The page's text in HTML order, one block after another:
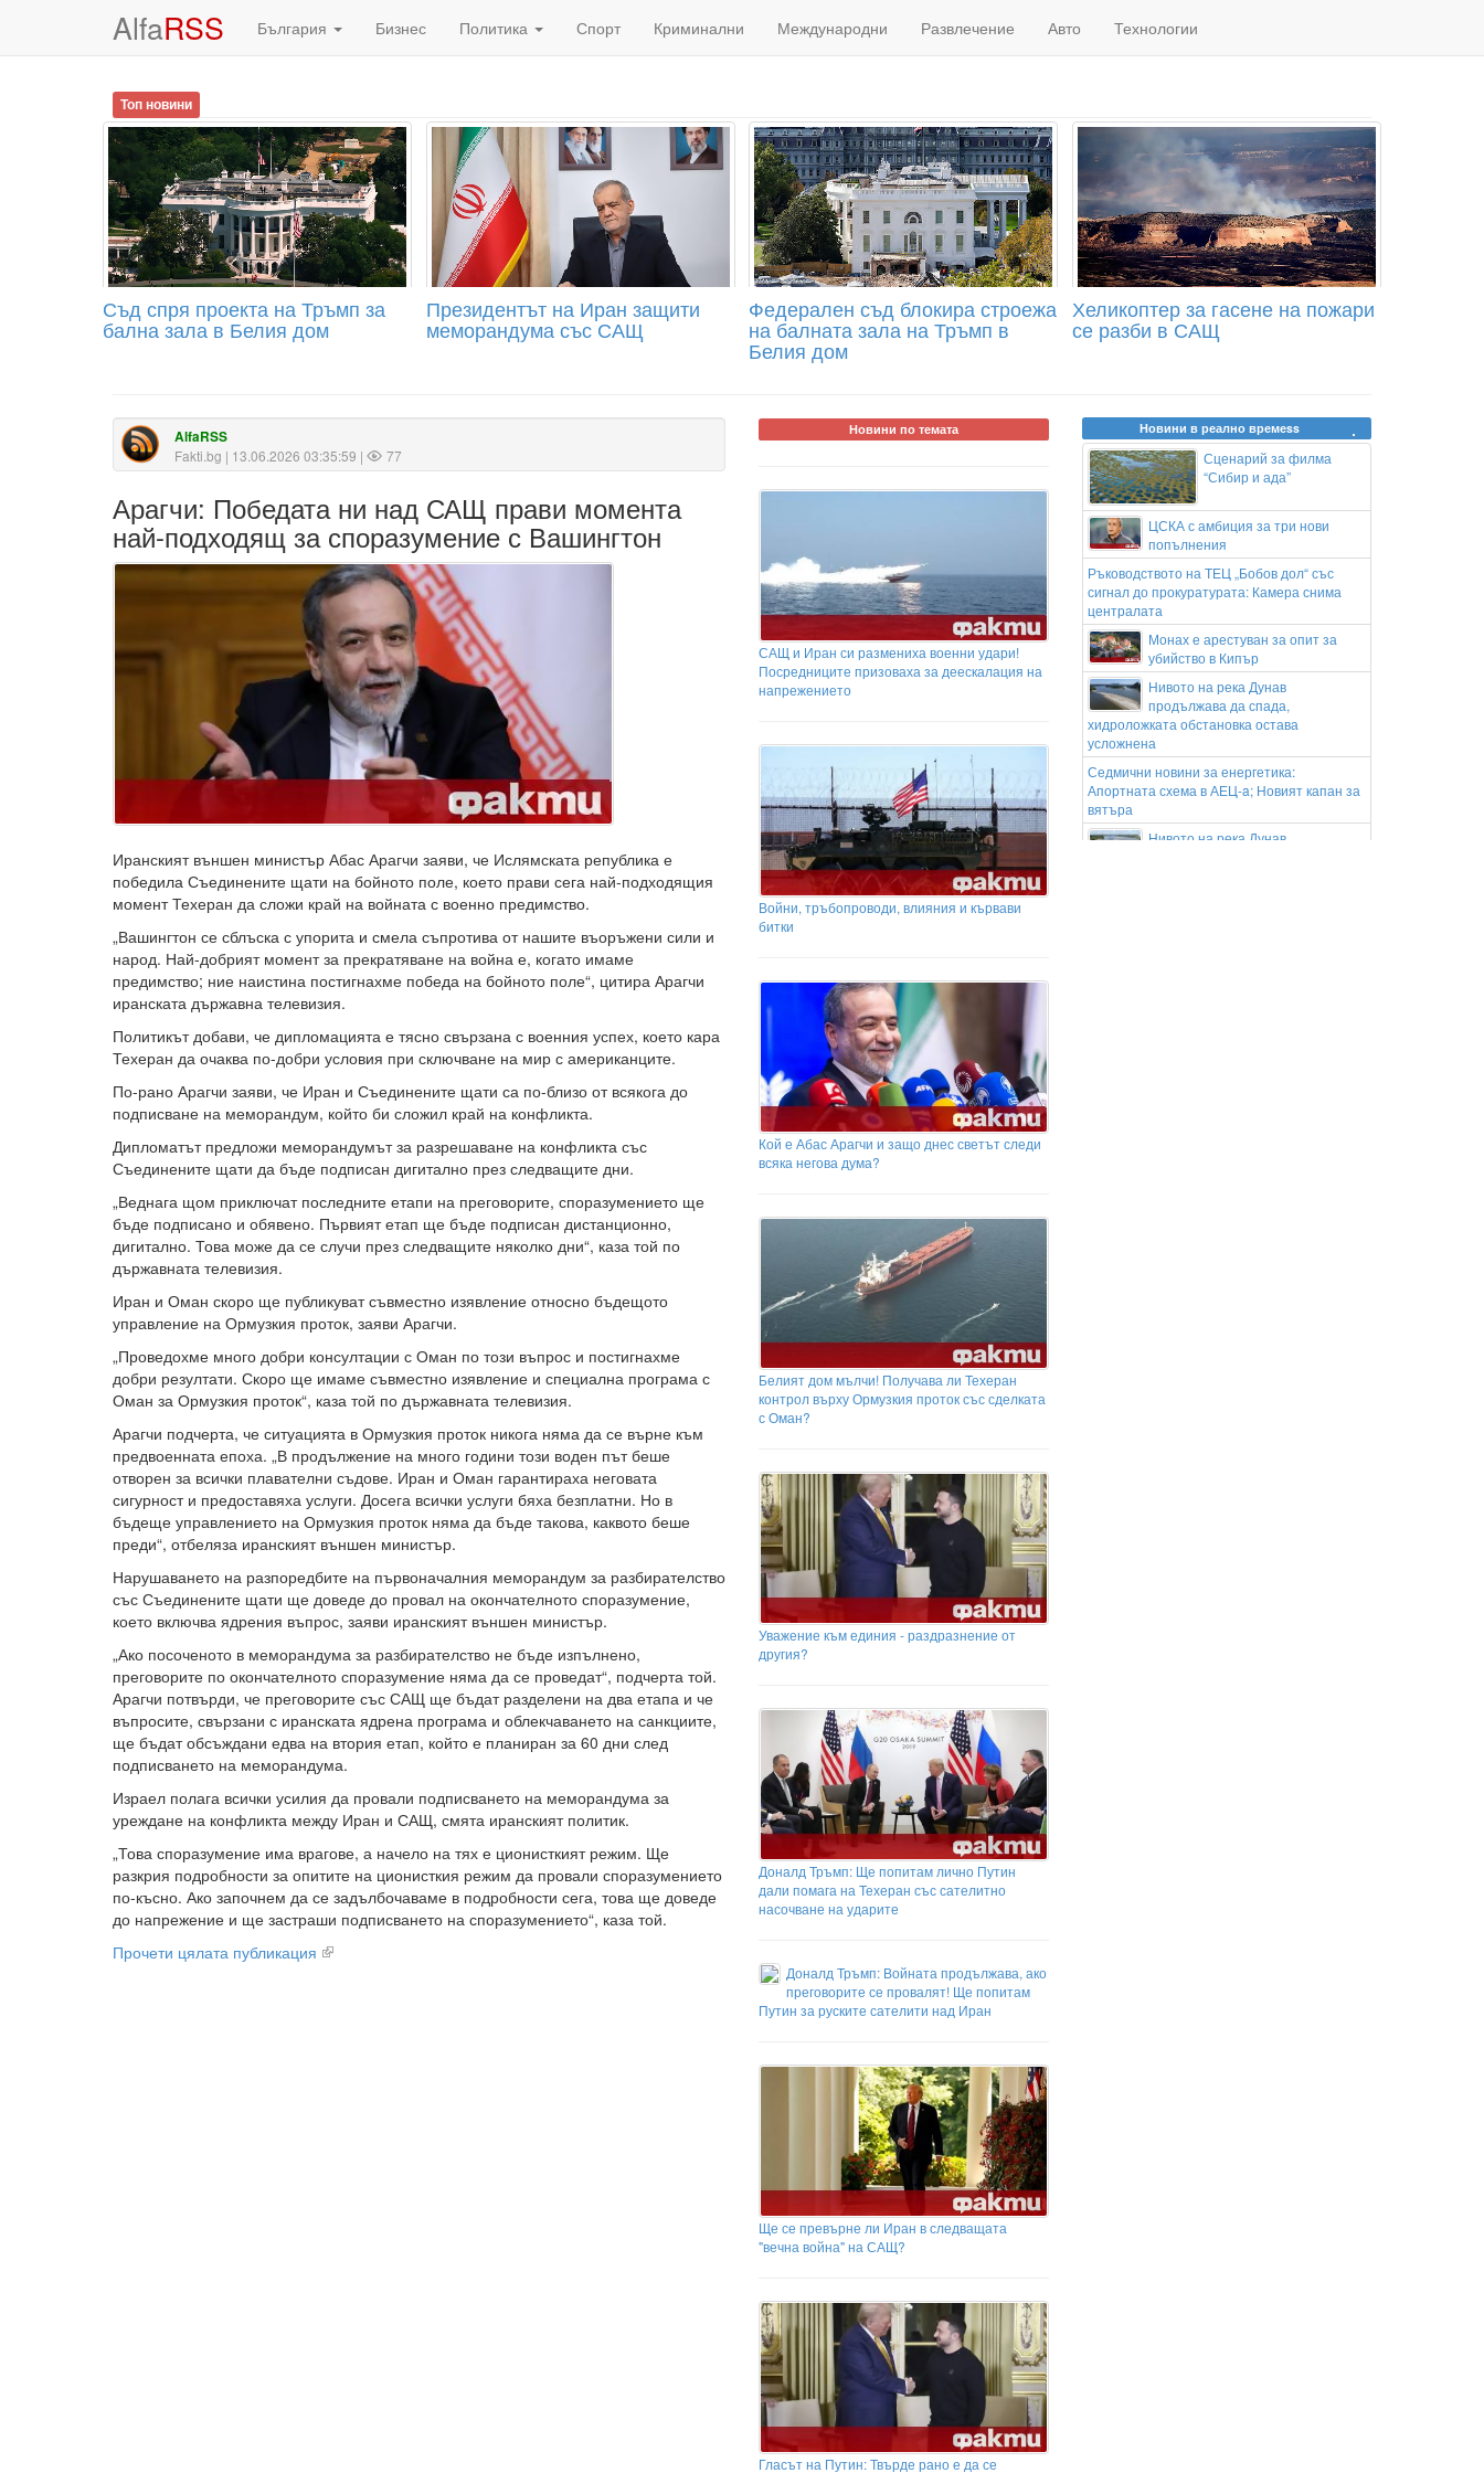
AlfaRSS България Бизнес Политика Спорт Криминални Международни Развлечение Авто Технологии
Топ новини
Съд спря проекта на Тръмп за
бална зала в Белия дом
Президентът на Иран защити
меморандума със САЩ
Федерален съд блокира строежа
на балната зала на Тръмп в
Белия дом
Хеликоптер за гасене на пожари
се разби в САЩ
AlfaRSS
Fakti.bg | 13.06.2026 03:35:59 | 77
Арагчи: Победата ни над САЩ прави момента
най-подходящ за споразумение с Вашингтон
Иранският външен министър Абас Арагчи заяви, че Ислямската република е
победила Съединените щати на бойното поле, което прави сега най-подходящия
момент Техеран да сложи край на войната с военно предимство.
„Вашингтон се сблъска с упорита и смела съпротива от нашите въоръжени сили и
народ. Най-добрият момент за прекратяване на война е, когато имаме
предимство; ние наистина постигнахме победа на бойното поле“, цитира Арагчи
иранската държавна телевизия.
Политикът добави, че дипломацията е тясно свързана с военния успех, което кара
Техеран да очаква по-добри условия при сключване на мир с американците.
По-рано Арагчи заяви, че Иран и Съединените щати са по-близо от всякога до
подписване на меморандум, който би сложил край на конфликта.
Дипломатът предложи меморандумът за разрешаване на конфликта със
Съединените щати да бъде подписан дигитално през следващите дни.
„Веднага щом приключат последните етапи на преговорите, споразумението ще
бъде подписано и обявено. Първият етап ще бъде подписан дистанционно,
дигитално. Това може да се случи през следващите няколко дни“, каза той по
държавната телевизия.
Иран и Оман скоро ще публикуват съвместно изявление относно бъдещото
управление на Ормузкия проток, заяви Арагчи.
„Проведохме много добри консултации с Оман по този въпрос и постигнахме
добри резултати. Скоро ще имаме съвместно изявление и специална програма с
Оман за Ормузкия проток“, каза той по държавната телевизия.
Арагчи подчерта, че ситуацията в Ормузкия проток никога няма да се върне към
предвоенната епоха. „В продължение на много години този воден път беше
отворен за всички плавателни съдове. Иран и Оман гарантираха неговата
сигурност и предоставяха услуги. Досега всички услуги бяха безплатни. Но в
бъдеще управлението на Ормузкия проток няма да бъде такова, каквото беше
преди“, отбеляза иранският външен министър.
Нарушаването на разпоредбите на първоначалния меморандум за разбирателство
със Съединените щати ще доведе до провал на окончателното споразумение,
което включва ядрения въпрос, заяви иранският външен министър.
„Ако посоченото в меморандума за разбирателство не бъде изпълнено,
преговорите по окончателното споразумение няма да се проведат“, подчерта той.
Арагчи потвърди, че преговорите със САЩ ще бъдат разделени на два етапа и че
въпросите, свързани с иранската ядрена програма и облекчаването на санкциите,
ще бъдат обсъждани едва на втория етап, който е планиран за 60 дни след
подписването на меморандума.
Израел полага всички усилия да провали подписването на меморандума за
уреждане на конфликта между Иран и САЩ, смята иранският политик.
„Това споразумение има врагове, а начело на тях е ционисткият режим. Ще
разкрия подробности за опитите на ционисткия режим да провали споразумението
по-късно. Ако започнем да се задълбочаваме в подробности сега, това ще доведе
до напрежение и ще застраши подписването на споразумението“, каза той.
Прочети цялата публикация
Новини по темата
САЩ и Иран си размениха военни удари!
Посредниците призоваха за деескалация на
напрежението
Войни, тръбопроводи, влияния и кървави
битки
Кой е Абас Арагчи и защо днес светът следи
всяка негова дума?
Белият дом мълчи! Получава ли Техеран
контрол върху Ормузкия проток със сделката
с Оман?
Уважение към единия - раздразнение от
другия?
Доналд Тръмп: Ще попитам лично Путин
дали помага на Техеран със сателитно
насочване на ударите
Доналд Тръмп: Войната продължава, ако
преговорите се провалят! Ще попитам
Путин за руските сателити над Иран
Ще се превърне ли Иран в следващата
"вечна война" на САЩ?
Гласът на Путин: Твърде рано е да се
Новини в реално времеss
Сценарий за филма
“Сибир и ада”
ЦСКА с амбиция за три нови
попълнения
Ръководството на ТЕЦ „Бобов дол“ със
сигнал до прокуратурата: Камера снима
централата
Монах е арестуван за опит за
убийство в Кипър
Нивото на река Дунав
продължава да спада,
хидроложката обстановка остава
усложнена
Седмични новини за енергетика:
Апортната схема в АЕЦ-a; Новият капан за
вятъра
Нивото на река Дунав